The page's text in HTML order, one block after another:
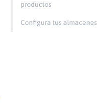
productos
Configura tus almacenes